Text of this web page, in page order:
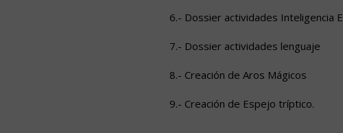
6.- Dossier actividades Inteligencia
7.- Dossier actividades lenguaje
8.- Creación de Aros Mágicos
9.- Creación de Espejo tríptico.